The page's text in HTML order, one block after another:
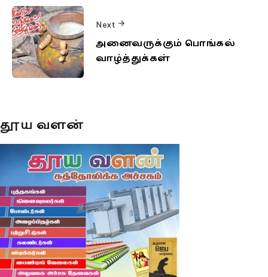
Next
அனைவருக்கும் பொங்கல்
வாழ்த்துக்கள்
தூய வளன்